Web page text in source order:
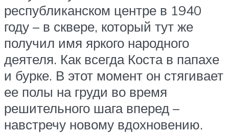
республиканском центре в 1940
году – в сквере, который тут же
получил имя яркого народного
деятеля. Как всегда Коста в папахе
и бурке. В этот момент он стягивает
ее полы на груди во время
решительного шага вперед –
навстречу новому вдохновению.